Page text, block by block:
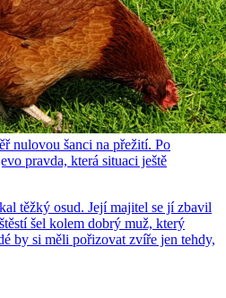
nulovou šanci na přežití. Po
pravda, která situaci ještě
těžký osud. Její majitel se jí zbavil
šel kolem dobrý muž, který
by si měli pořizovat zvíře jen tehdy,